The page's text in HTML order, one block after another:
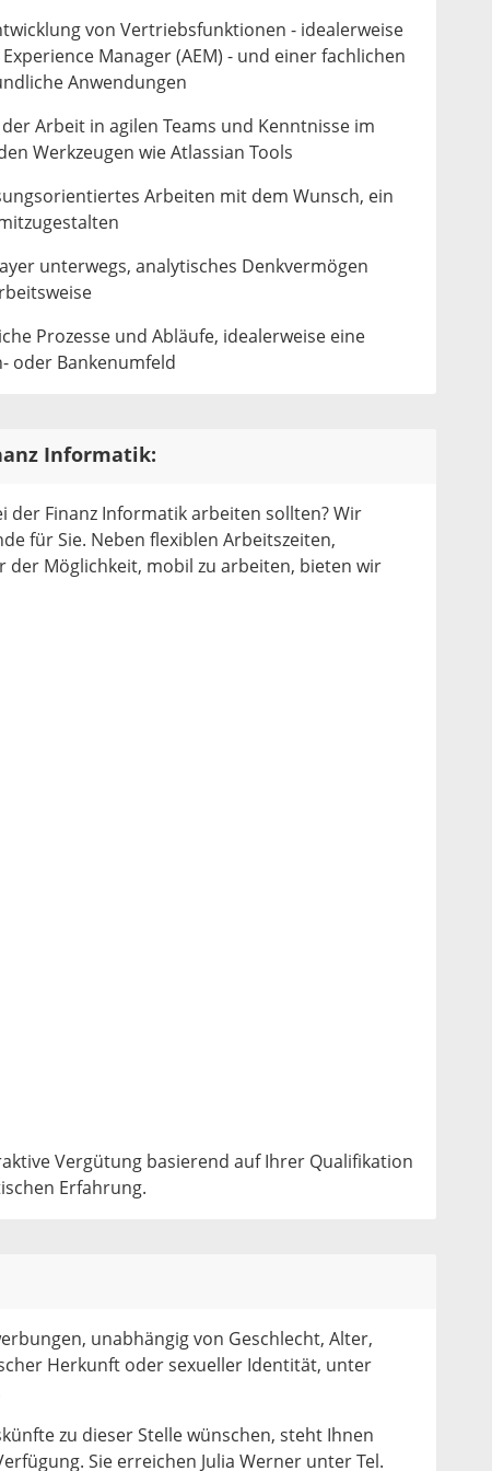
von Vertriebsfunktionen - idealerweise
Manager (AEM) - und einer fachlichen
Anwendungen
Arbeit in agilen Teams und Kenntnisse im
Werkzeugen wie Atlassian Tools
Arbeiten mit dem Wunsch, ein
unterwegs, analytisches Denkvermögen
Prozesse und Abläufe, idealerweise eine
oder Bankenumfeld
Informatik:
der Finanz Informatik arbeiten sollten? Wir
für Sie. Neben flexiblen Arbeitszeiten,
der Möglichkeit, mobil zu arbeiten, bieten wir
Vergütung basierend auf Ihrer Qualifikation
Erfahrung.
unabhängig von Geschlecht, Alter,
Herkunft oder sexueller Identität, unter
zu dieser Stelle wünschen, steht Ihnen
Sie erreichen Julia Werner unter Tel.